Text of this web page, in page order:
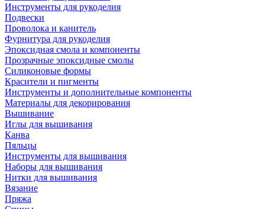
Инструменты для рукоделия
Подвески
Проволока и канитель
Фурнитура для рукоделия
Эпоксидная смола и компоненты
Прозрачные эпоксидные смолы
Силиконовые формы
Красители и пигменты
Инструменты и дополнительные компоненты
Материалы для декорирования
Вышивание
Иглы для вышивания
Канва
Пяльцы
Инструменты для вышивания
Наборы для вышивания
Нитки для вышивания
Вязание
Пряжа